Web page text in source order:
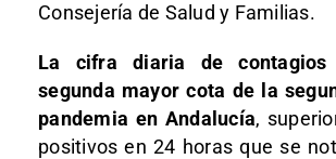
Consejería de Salud y Familias.
La cifra diaria de contagios
segunda mayor cota de la
pandemia en Andalucía,
positivos en 24 horas que se